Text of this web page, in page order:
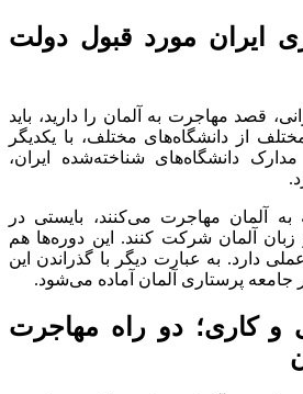
ایران مورد قبول دولت
قصد مهاجرت به آلمان را دارید، باید
از دانشگاه‌های مختلف، با یکدیگر
دانشگاه‌های شناخته‌شده ایران،
به آلمان مهاجرت می‌کنند، بایستی در
آلمان شرکت کنند. این دوره‌ها هم
دارد. به عبارت دیگر با گذراندن این
جامعه پرستاری آلمان آماده می‌شود.
و کاری؛ دو راه مهاجرت